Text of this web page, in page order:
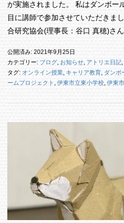
が実施されました。 私はダンボー
目に講師で参加させていただきま
合研究協会(理事長：谷口 真穂)さ
公開済み: 2021年9月25日
カテゴリー: ブログ, お知らせ, アトリエ日記,
タグ: オンライン授業, キャリア教育, ダンボ
ームプロジェクト , 伊東市立東小学校, 伊東